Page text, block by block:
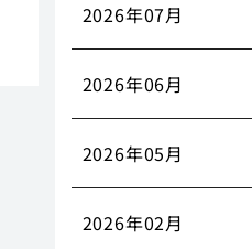
2026年07月
2026年06月
2026年05月
2026年02月